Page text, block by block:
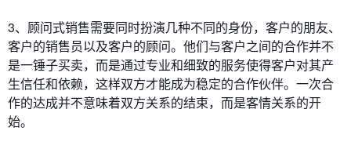
3、顾问式销售需要同时扮演几种不同的身份，客户的朋友、
客户的销售员以及客户的顾问。他们与客户之间的合作并不
是一锤子买卖，而是通过专业和细致的服务使得客户对其产
生信任和依赖，这样双方才能成为稳定的合作伙伴。一次合
作的达成并不意味着双方关系的结束，而是客情关系的开
始。